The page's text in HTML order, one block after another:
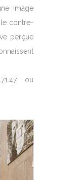
image
contre-
perçue
ou